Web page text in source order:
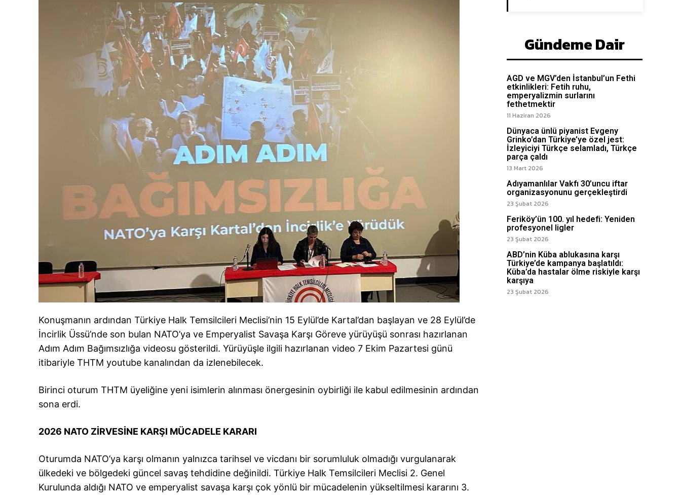
Konuşmanın ardından Türkiye Halk Temsilcileri Meclisi’nin 15 Eylül’de Kartal’dan başlayan ve 28 Eylül’de
İncirlik Üssü’nde son bulan NATO’ya ve Emperyalist Savaşa Karşı Göreve yürüyüşü sonrası hazırlanan
Adım Adım Bağımsızlığa videosu gösterildi. Yürüyüşle ilgili hazırlanan video 7 Ekim Pazartesi günü
itibariyle THTM youtube kanalından da izlenebilecek.
Birinci oturum THTM üyeliğine yeni isimlerin alınması önergesinin oybirliği ile kabul edilmesinin ardından
sona erdi.
2026 NATO ZİRVESİNE KARŞI MÜCADELE KARARI
Oturumda NATO’ya karşı olmanın yalnızca tarihsel ve vicdanı bir sorumluluk olmadığı vurgulanarak
ülkedeki ve bölgedeki güncel savaş tehdidine değinildi. Türkiye Halk Temsilcileri Meclisi 2. Genel
Kurulunda aldığı NATO ve emperyalist savaşa karşı çok yönlü bir mücadelenin yükseltilmesi kararını 3.
Gündeme Dair
AGD ve MGV’den İstanbul’un Fethi
etkinlikleri: Fetih ruhu,
emperyalizmin surlarını
fethetmektir
11 Haziran 2026
Dünyaca ünlü piyanist Evgeny
Grinko’dan Türkiye’ye özel jest:
İzleyiciyi Türkçe selamladı, Türkçe
parça çaldı
13 Mart 2026
Adıyamanlılar Vakfı 30’uncu iftar
organizasyonunu gerçekleştirdi
23 Şubat 2026
Feriköy’ün 100. yıl hedefi: Yeniden
profesyonel ligler
23 Şubat 2026
ABD’nin Küba ablukasına karşı
Türkiye’de kampanya başlatıldı:
Küba’da hastalar ölme riskiyle karşı
karşıya
23 Şubat 2026